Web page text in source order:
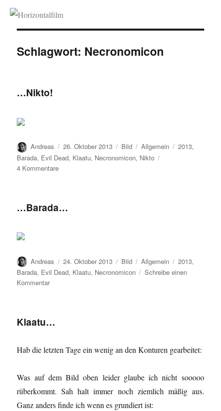
Horizontalfilm
Schlagwort: Necronomicon
…Nikto!
Autor
Andreas
Veröffentlicht
am
26. Oktober 2013 Format
Bild Kategorien
Allgemein Schlagwörter
2013,
Barada, Evil Dead, Klaatu, Necronomicon, Nikto
4 Kommentarezu
…Barada…
Autor
Andreas
Veröffentlicht
am
24. Oktober 2013 Format
Bild Kategorien
Allgemein Schlagwörter
2013,
Barada, Evil Dead, Klaatu, Necronomicon
Schreibe einen
Kommentarzu
Klaatu…
Hab die letzten Tage ein wenig an den Konturen gearbeitet:
Was auf dem Bild oben leider glaube ich nicht sooooo
rüberkommt. Sah halt immer noch ziemlich mäßig aus.
Ganz anders finde ich wenn es grundiert ist: